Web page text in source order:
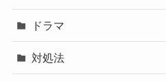
ドラマ
対処法